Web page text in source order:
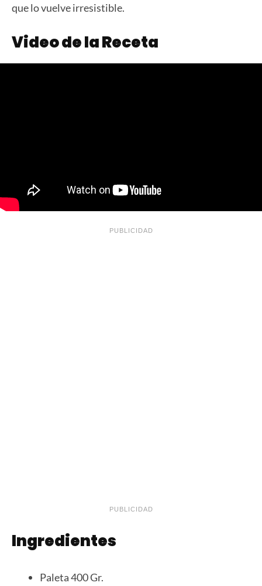
que lo vuelve irresistible.
Video de la Receta
PUBLICIDAD
PUBLICIDAD
Ingredientes
Paleta 400 Gr.